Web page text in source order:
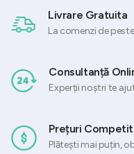
Livrare Gratuita
La comenzi de
Consultanță
Experții noștri te
Prețuri
Plătești mai puțin,